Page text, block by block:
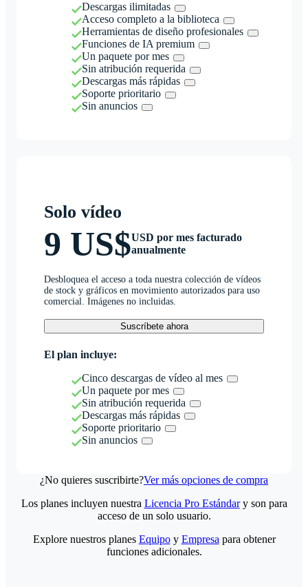
Descargas ilimitadas
Acceso completo a la biblioteca
Herramientas de diseño profesionales
Funciones de IA premium
Un paquete por mes
Sin atribución requerida
Descargas más rápidas
Soporte prioritario
Sin anuncios
Solo vídeo
9 US$USD por mes facturado
anualmente
Desbloquea el acceso a toda nuestra colección de vídeos
de stock y gráficos en movimiento autorizados para uso
comercial. Imágenes no incluidas.
Suscríbete ahora
El plan incluye:
Cinco descargas de vídeo al mes
Un paquete por mes
Sin atribución requerida
Descargas más rápidas
Soporte prioritario
Sin anuncios
¿No quieres suscribirte?Ver más opciones de compra
Los planes incluyen nuestra Licencia Pro Estándary son para
acceso de un solo usuario.
Explore nuestros planes Equipoy Empresa para obtener
funciones adicionales.